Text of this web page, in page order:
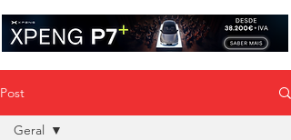
Post
Geral